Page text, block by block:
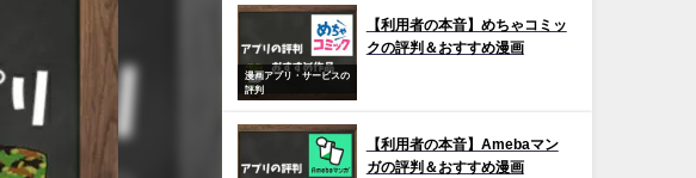
漫画アプリ・サービスの
評判
【利用者の本音】めちゃコミッ
クの評判＆おすすめ漫画
【利用者の本音】Amebaマン
ガの評判＆おすすめ漫画